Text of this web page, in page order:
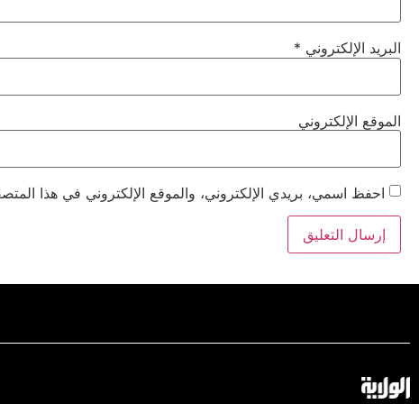
البريد الإلكتروني *
الموقع الإلكتروني
احفظ اسمي، بريدي الإلكتروني، والموقع الإلكتروني في هذا